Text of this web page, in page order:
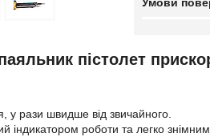
пістолет
у рази швидше від звичайного.
індикатором роботи та легко